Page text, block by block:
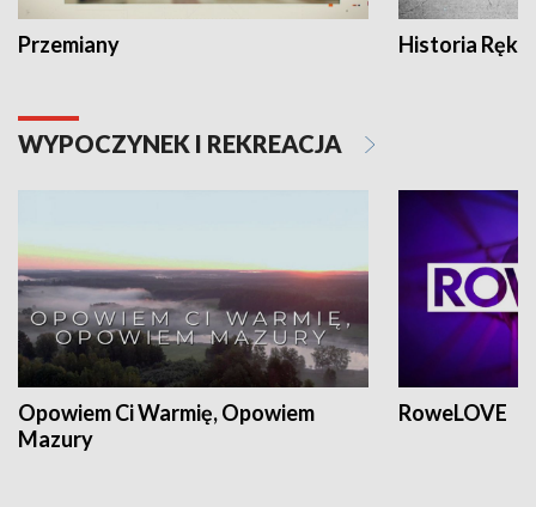
Przemiany Historia Ręką
WYPOCZYNEK I REKREACJA
Opowiem Ci Warmię, Opowiem
Mazury
RoweLOVE